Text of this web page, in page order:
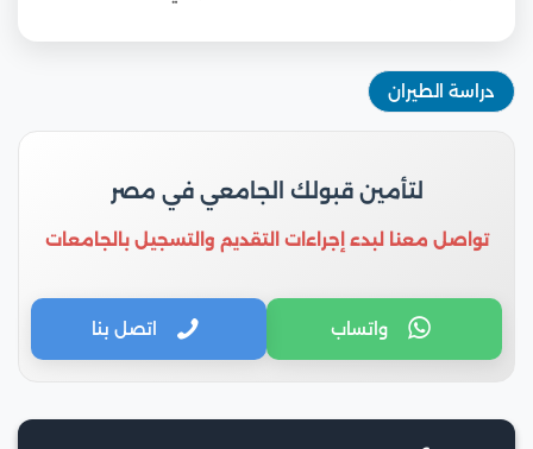
دراسة الطيران
لتأمين قبولك الجامعي في مصر
تواصل معنا لبدء إجراءات التقديم والتسجيل بالجامعات
واتساب اتصل بنا